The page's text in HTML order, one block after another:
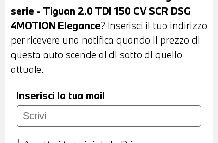
- VOLANTE IN PELLE A TRE RAZZE CON
COMANDI MULTIFUNZIONE - CRUISE
CONTROL ADATTIVO - CAMBIO
AUTOMATICO - CLIMATIZZTORE
AUTOMATICO BIZONA - PADDLE AL
VOLANTE - FRENATA DI EMERGENZA
ASSISTITA - BRACCIOLO ANTERIORE -
USB - BLUETOOTH - NAVIGATORE -
serie - Tiguan 2.0 TDI 150 CV SCR DSG
4MOTION Elegance? Inserisci il tuo indirizzo
per ricevere una notifica quando il prezzo di
questa auto scende al di sotto di quello
attuale.
Inserisci la tua mail